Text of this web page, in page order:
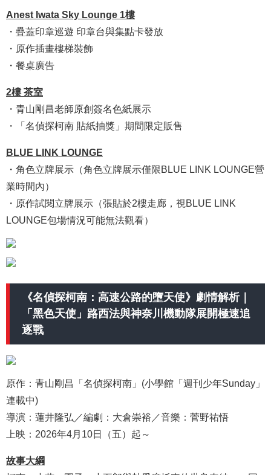
Anest Iwata Sky Lounge 1樓
・疊蓋印章巡遊 印章台與集點卡發放
・原作插畫樓梯裝飾
・餐桌廣告
2樓 茶室
・青山剛昌老師原創簽名色紙展示
・「名偵探柯南 貼紙抽獎」期間限定販售
BLUE LINK LOUNGE
・角色立牌展示（角色立牌展示僅限BLUE LINK LOUNGE營
業時間內）
・原作試閱立牌展示（張貼於2樓走廊，視BLUE LINK
LOUNGE包場情況可能無法觀看）
《名偵探柯南：高速公路的墮天使》劇情解析｜
「黑色天使」路西法與神奈川機動隊展開極速追
逐戰
原作：青山剛昌「名偵探柯南」(小學館「週刊少年Sunday」
連載中)
導演：蓮井隆弘／編劇：大倉崇裕／音樂：菅野祐悟
上映：2026年4月10日（五）起～
故事大綱